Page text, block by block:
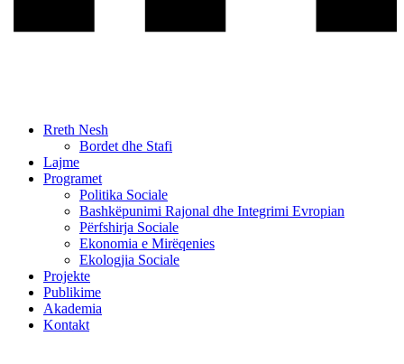
Rreth Nesh
Bordet dhe Stafi
Lajme
Programet
Politika Sociale
Bashkëpunimi Rajonal dhe Integrimi Evropian
Përfshirja Sociale
Ekonomia e Mirëqenies
Ekologjia Sociale
Projekte
Publikime
Akademia
Kontakt